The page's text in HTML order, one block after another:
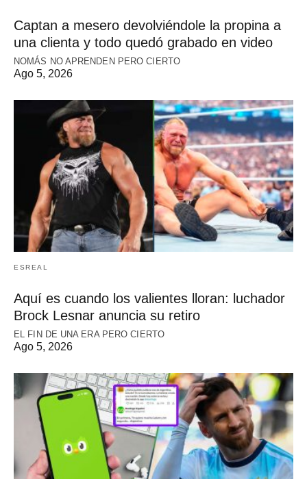
Captan a mesero devolviéndole la propina a
una clienta y todo quedó grabado en video
NOMÁS NO APRENDEN PERO CIERTO
Ago 5, 2026
ESREAL
Aquí es cuando los valientes lloran: luchador
Brock Lesnar anuncia su retiro
EL FIN DE UNA ERA PERO CIERTO
Ago 5, 2026